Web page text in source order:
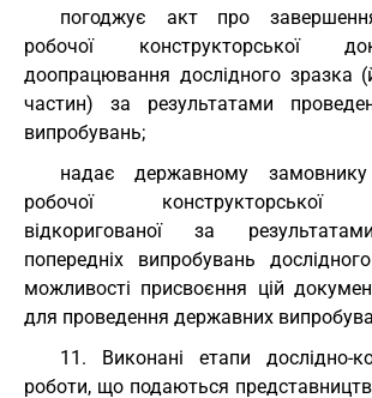
погоджує акт про
робочої конструкторської
доопрацювання дослідного зразка
частин) за результатами
випробувань;
надає державному
робочої конструкторської
відкоригованої за
попередніх випробувань
можливості присвоєння цій
для проведення державних
11. Виконані етапи дослідно-
роботи, що подаються